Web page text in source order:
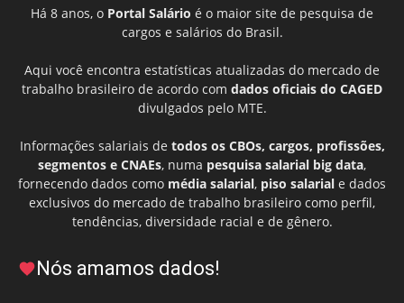
Há 8 anos, o Portal Salário é o maior site de pesquisa de
cargos e salários do Brasil.
Aqui você encontra estatísticas atualizadas do mercado de
trabalho brasileiro de acordo com dados oficiais do CAGED
divulgados pelo MTE.
Informações salariais de todos os CBOs, cargos, profissões,
segmentos e CNAEs, numa pesquisa salarial big data,
fornecendo dados como média salarial, piso salarial e dados
exclusivos do mercado de trabalho brasileiro como perfil,
tendências, diversidade racial e de gênero.
Nós amamos dados!